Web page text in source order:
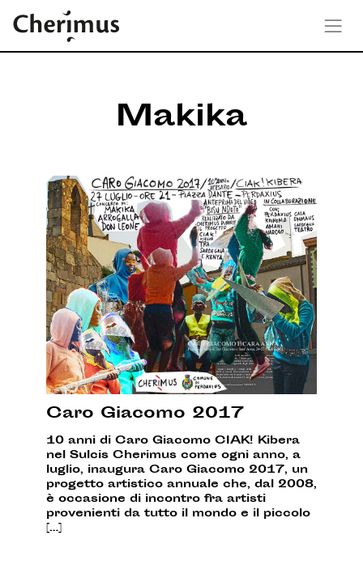
Makika
Caro Giacomo 2017
10 anni di Caro Giacomo CIAK! Kibera
nel Sulcis Cherimus come ogni anno, a
luglio, inaugura Caro Giacomo 2017, un
progetto artistico annuale che, dal 2008,
è occasione di incontro fra artisti
provenienti da tutto il mondo e il piccolo
[…]